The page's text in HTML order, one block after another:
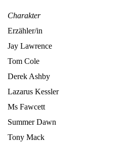
Charakter
Erzähler/in
Jay Lawrence
Tom Cole
Derek Ashby
Lazarus Kessler
Ms Fawcett
Summer Dawn
Tony Mack